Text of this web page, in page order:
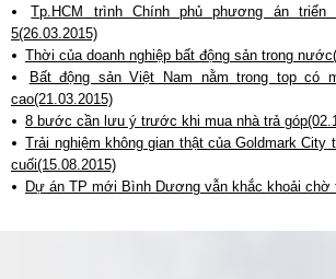
Tp.HCM trình Chính phủ phương án triển
5(26.03.2015)
Thời của doanh nghiệp bất động sản trong
Bất động sản Việt Nam nằm trong top có
cao(21.03.2015)
8 bước cần lưu ý trước khi mua nhà trả
Trải nghiệm không gian thật của Goldmark City
cuối(15.08.2015)
Dự án TP mới Bình Dương vẫn khắc khoải chờ